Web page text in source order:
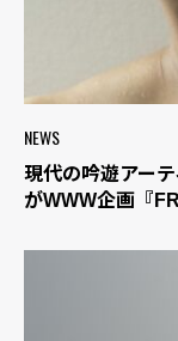
NEWS
現代の吟遊アー
がWWW企画『